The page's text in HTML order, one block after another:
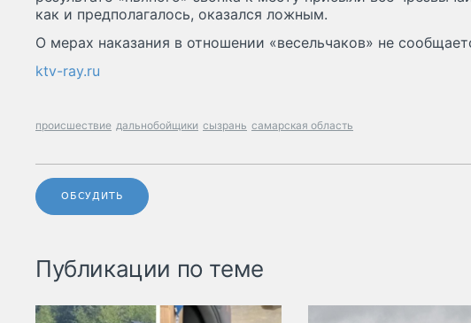
как и предполагалось, оказался ложным.
О мерах наказания в отношении «весельчаков» не
ktv-ray.ru
происшествие дальнобойщики сызрань самарская область
ОБСУДИТЬ
Публикации по теме